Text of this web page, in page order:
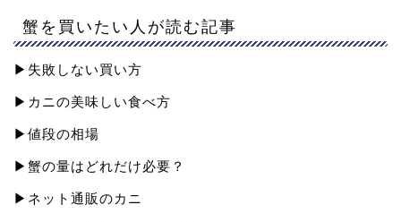
蟹を買いたい人が読む記事
▶︎失敗しない買い方
▶︎カニの美味しい食べ方
▶︎値段の相場
▶︎蟹の量はどれだけ必要？
▶︎ネット通販のカニ